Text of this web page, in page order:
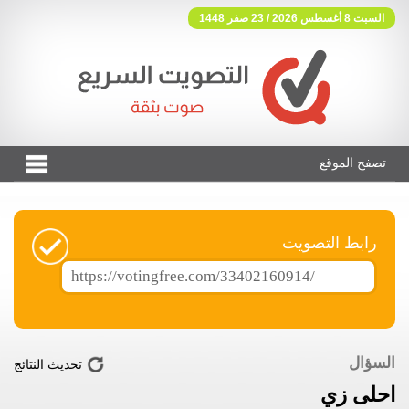
السبت 8 أغسطس 2026 / 23 صفر 1448
فوتنج فري موقع تصويت مجاني
تصفح الموقع
رابط التصويت
السؤال
احلى زي
تحديث النتائج